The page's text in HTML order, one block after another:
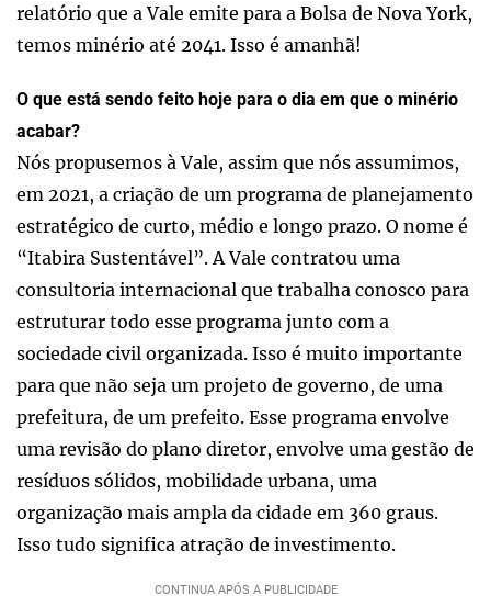
relatório que a Vale emite para a Bolsa de Nova York,
temos minério até 2041. Isso é amanhã!
O que está sendo feito hoje para o dia em que o minério
acabar?
Nós propusemos à Vale, assim que nós assumimos,
em 2021, a criação de um programa de planejamento
estratégico de curto, médio e longo prazo. O nome é
“Itabira Sustentável”. A Vale contratou uma
consultoria internacional que trabalha conosco para
estruturar todo esse programa junto com a
sociedade civil organizada. Isso é muito importante
para que não seja um projeto de governo, de uma
prefeitura, de um prefeito. Esse programa envolve
uma revisão do plano diretor, envolve uma gestão de
resíduos sólidos, mobilidade urbana, uma
organização mais ampla da cidade em 360 graus.
Isso tudo significa atração de investimento.